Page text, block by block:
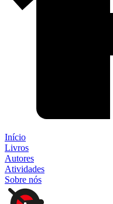
Início
Livros
Autores
Atividades
Sobre nós